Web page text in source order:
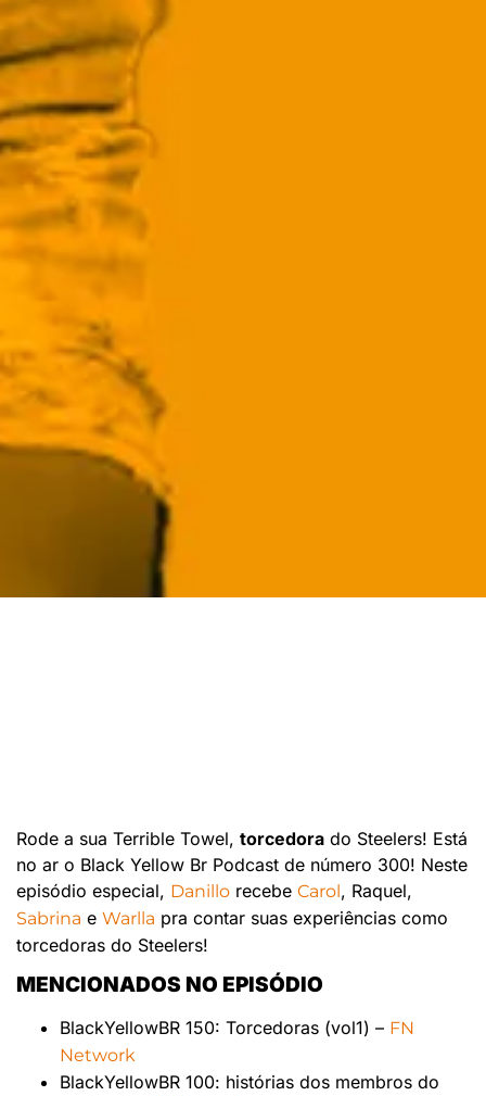
Rode a sua Terrible Towel, torcedora do Steelers! Está
no ar o Black Yellow Br Podcast de número 300! Neste
episódio especial, Danillo recebe Carol, Raquel,
Sabrina e Warlla pra contar suas experiências como
torcedoras do Steelers!
MENCIONADOS NO EPISÓDIO
BlackYellowBR 150: Torcedoras (vol1) – FN
Network
BlackYellowBR 100: histórias dos membros do